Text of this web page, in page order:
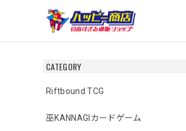
CATEGORY
Riftbound TCG
巫KANNAGIカードゲーム